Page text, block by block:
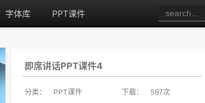
字体库 PPT课件
即席讲话PPT课件4
分类： PPT课件 下载： 597次